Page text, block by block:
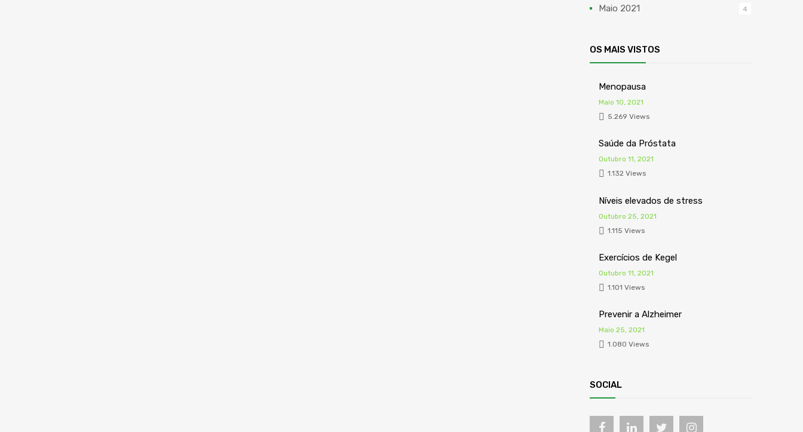
Maio 2021 4
OS MAIS VISTOS
Menopausa
Maio 10, 2021
5.269 Views
Saúde da Próstata
Outubro 11, 2021
1.132 Views
Níveis elevados de stress
Outubro 25, 2021
1.115 Views
Exercícios de Kegel
Outubro 11, 2021
1.101 Views
Prevenir a Alzheimer
Maio 25, 2021
1.080 Views
SOCIAL